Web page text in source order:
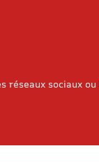
sociaux